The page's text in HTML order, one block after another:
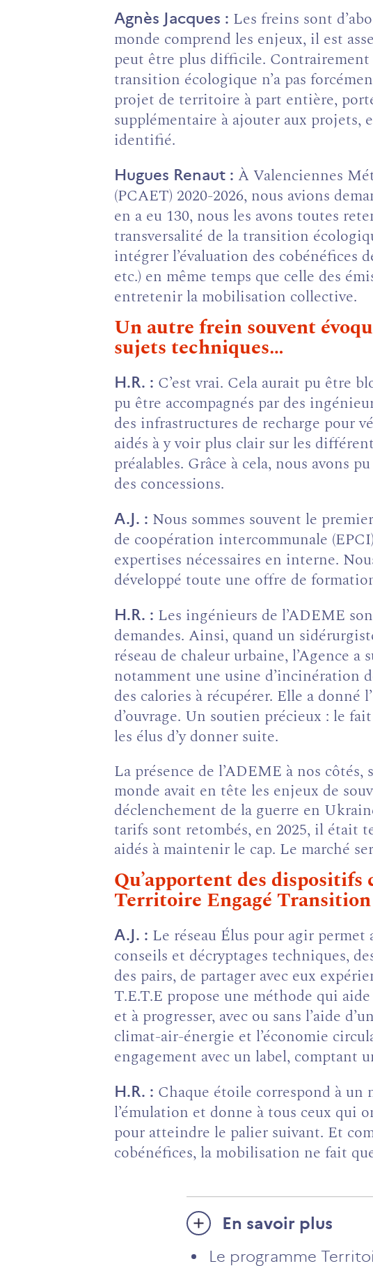
Agnès Jacques
Les freins sont
monde comprend les enjeux, il est
peut être plus difficile. Contrairement
transition écologique n’a pas
projet de territoire à part entière,
supplémentaire à ajouter aux projets,
identifié.
Hugues Renaut
À Valenciennes
(PCAET) 2020-2026, nous avions
en a eu 130, nous les avons toutes
transversalité de la transition
intégrer l’évaluation des cobénéfices
etc.) en même temps que celle des
entretenir la mobilisation collective.
Un autre frein souvent
sujets techniques…
H.R.
C’est vrai. Cela aurait pu être
pu être accompagnés par des
des infrastructures de recharge pour
aidés à y voir plus clair sur les
préalables. Grâce à cela, nous avons
des concessions.
A.J.
Nous sommes souvent le
de coopération intercommunale
expertises nécessaires en interne.
développé toute une offre de
H.R.
Les ingénieurs de l’ADEME
demandes. Ainsi, quand un
réseau de chaleur urbaine, l’Agence
notamment une usine d’incinération
des calories à récupérer. Elle a donné
d’ouvrage. Un soutien précieux : le
les élus d’y donner suite.
La présence de l’ADEME à nos
monde avait en tête les enjeux de
déclenchement de la guerre en
tarifs sont retombés, en 2025, il était
aidés à maintenir le cap. Le marché
Qu’apportent des
Territoire Engagé
A.J.
Le réseau Élus pour agir
conseils et décryptages techniques,
des pairs, de partager avec eux
T.E.T.E propose une méthode qui
et à progresser, avec ou sans l’aide
climat-air-énergie et l’économie
engagement avec un label, comptant
H.R.
Chaque étoile correspond à un
l’émulation et donne à tous ceux qui
pour atteindre le palier suivant. Et
cobénéfices, la mobilisation ne fait
En savoir plus
Le programme